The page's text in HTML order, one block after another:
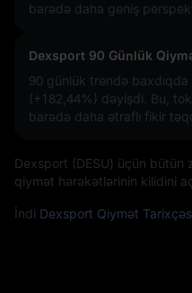
barədə daha geniş
Dexsport 90 Günlük
90 günlük trendə
(+182,44%) dəyişdi. Bu,
barədə daha ətraflı fikir
Dexsport (DESU) üçün bütün
qiymət hərəkətlərinin kilidini
İndi Dexsport Qiymət